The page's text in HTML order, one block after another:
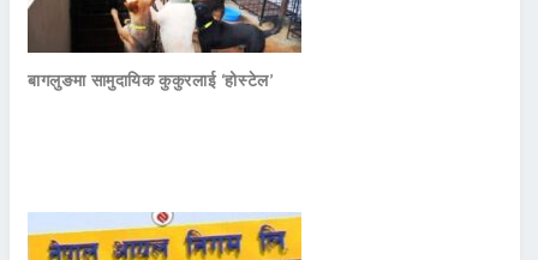
बागलुङमा सामुदायिक कुकुरलाई ‘होस्टेल’